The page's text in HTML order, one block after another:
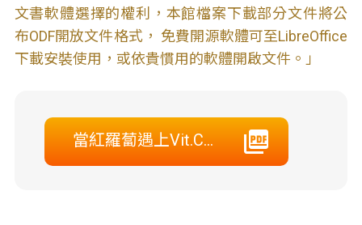
文書軟體選擇的權利，本館檔案下載部分文件將公
布ODF開放文件格式， 免費開源軟體可至LibreOffice
下載安裝使用，或依貴慣用的軟體開啟文件。」
當紅羅蔔遇上Vit.C…